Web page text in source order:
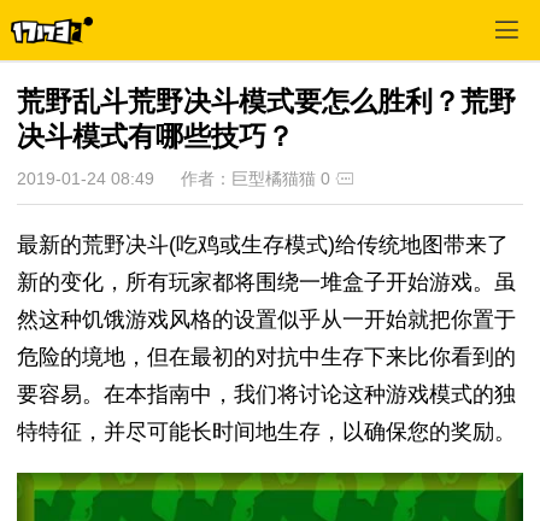
荒野乱斗荒野决斗模式要怎么胜利？荒野
决斗模式有哪些技巧？
2019-01-24 08:49 作者：巨型橘猫猫 0
最新的荒野决斗(吃鸡或生存模式)给传统地图带来了
新的变化，所有玩家都将围绕一堆盒子开始游戏。虽
然这种饥饿游戏风格的设置似乎从一开始就把你置于
危险的境地，但在最初的对抗中生存下来比你看到的
要容易。在本指南中，我们将讨论这种游戏模式的独
特特征，并尽可能长时间地生存，以确保您的奖励。